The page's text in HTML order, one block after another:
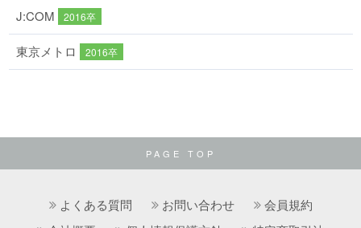
J:COM 2016卒
東京メトロ 2016卒
PAGE TOP
よくある質問 お問い合わせ
会員規約